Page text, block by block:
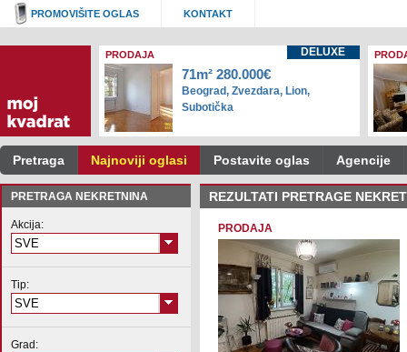
PROMOVIŠITE OGLAS KONTAKT
DELUXE
PRODAJA
71m² 280.000€
Beograd, Zvezdara, Lion,
Subotička
Pretraga Najnoviji oglasi Postavite oglas Agencije
PRETRAGA NEKRETNINA
Akcija:
SVE
Tip:
SVE
Grad:
REZULTATI PRETRAGE
PRODAJA